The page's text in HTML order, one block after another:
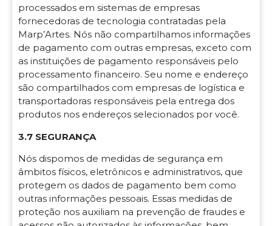
processados em sistemas de empresas
fornecedoras de tecnologia contratadas pela
Marp’Artes. Nós não compartilhamos informações
de pagamento com outras empresas, exceto com
as instituições de pagamento responsáveis pelo
processamento financeiro. Seu nome e endereço
são compartilhados com empresas de logística e
transportadoras responsáveis pela entrega dos
produtos nos endereços selecionados por você.
3.7 SEGURANÇA
Nós dispomos de medidas de segurança em
âmbitos físicos, eletrônicos e administrativos, que
protegem os dados de pagamento bem como
outras informações pessoais. Essas medidas de
proteção nos auxiliam na prevenção de fraudes e